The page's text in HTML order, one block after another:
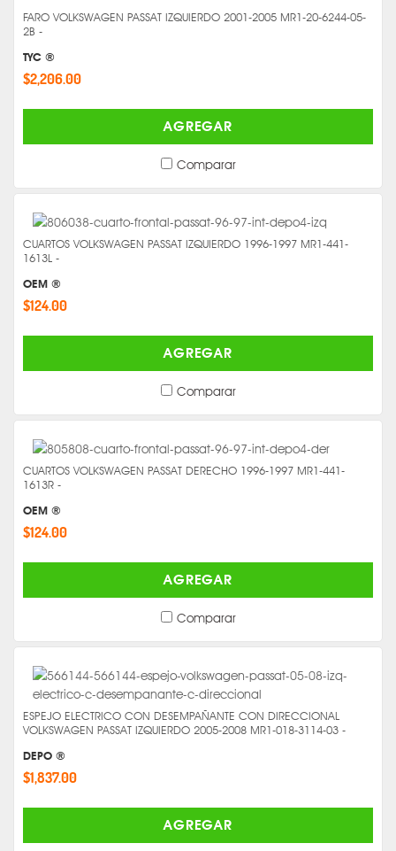
FARO VOLKSWAGEN PASSAT IZQUIERDO 2001-2005 MR1-20-6244-05-
2B -
TYC ®
$2,206.00
AGREGAR
Comparar
CUARTOS VOLKSWAGEN PASSAT IZQUIERDO 1996-1997 MR1-441-
1613L -
OEM ®
$124.00
AGREGAR
Comparar
CUARTOS VOLKSWAGEN PASSAT DERECHO 1996-1997 MR1-441-
1613R -
OEM ®
$124.00
AGREGAR
Comparar
ESPEJO ELECTRICO CON DESEMPAÑANTE CON DIRECCIONAL
VOLKSWAGEN PASSAT IZQUIERDO 2005-2008 MR1-018-3114-03 -
DEPO ®
$1,837.00
AGREGAR